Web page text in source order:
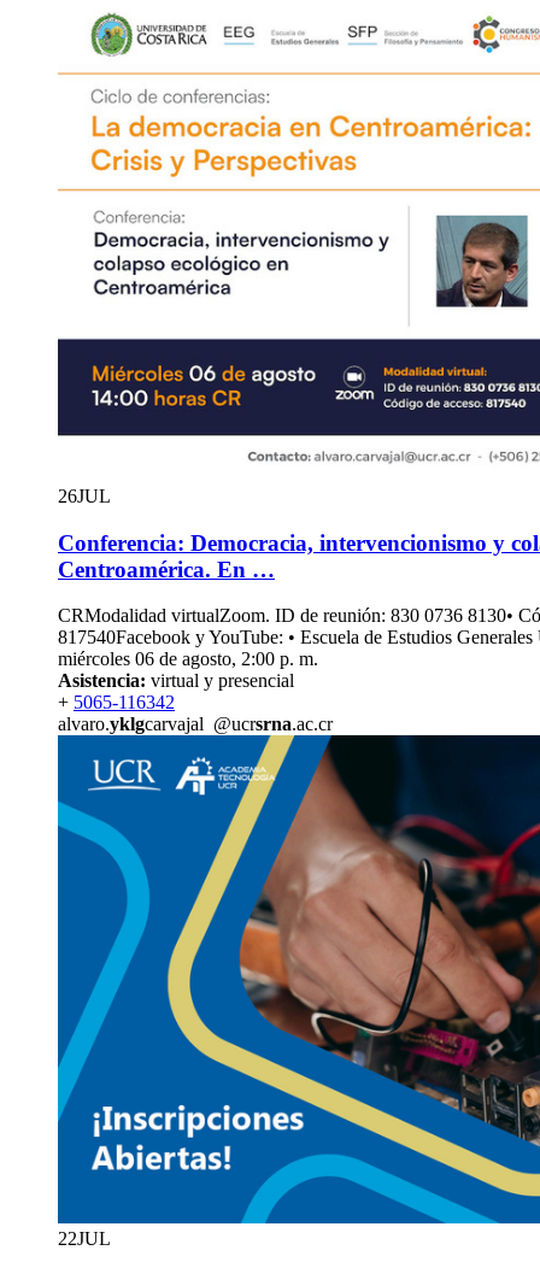
26JUL
Conferencia: Democracia, intervencionismo y
Centroamérica. En …
CRModalidad virtualZoom. ID de reunión: 830 0736 8130•
817540Facebook y YouTube: • Escuela de Estudios Generales
miércoles 06 de agosto, 2:00 p. m.
Asistencia: virtual y presencial
+ 5065-116342
alvaro.yklgcarvajal @ucrsrna.ac.cr
22JUL